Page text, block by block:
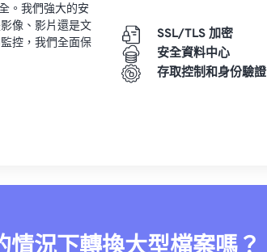
。我們強大的安
像、影片還是文
控，我們全面保
SSL/TLS 加密
安全資料中心
存取控制和身份驗證